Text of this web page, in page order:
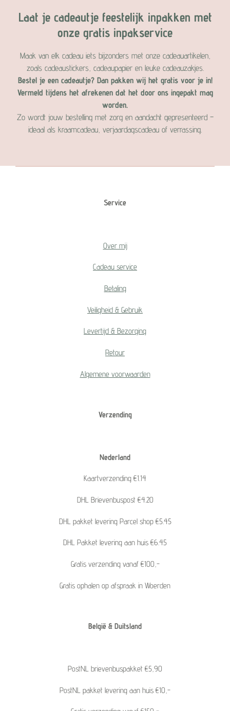
Laat je cadeautje feestelijk inpakken met
onze gratis inpakservice
Maak van elk cadeau iets bijzonders met onze cadeauartikelen,
zoals cadeaustickers, cadeaupapier en leuke cadeauzakjes.
Bestel je een cadeautje? Dan pakken wij het gratis voor je in!
Vermeld tijdens het afrekenen dat het door ons ingepakt mag
worden.
Zo wordt jouw bestelling met zorg en aandacht gepresenteerd –
ideaal als kraamcadeau, verjaardagscadeau of verrassing.
Service
Over mij
Cadeau service
Betaling
Veiligheid & Gebruik
Levertijd & Bezorging
Retour
Algemene voorwaarden
Verzending
Nederland
Kaartverzending €1.14
DHL Brievenbuspost €4.20
DHL pakket levering Parcel shop €5.45
DHL Pakket levering aan huis €6.45
Gratis verzending vanaf €100,-
Gratis ophalen op afspraak in Woerden
België & Duitsland
PostNL brievenbuspakket €5,90
PostNL pakket levering aan huis €10,-